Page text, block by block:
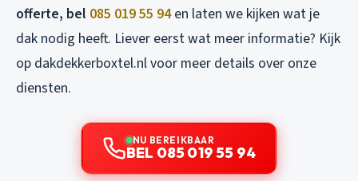
offerte, bel 085 019 55 94en laten we kijken wat je
dak nodig heeft. Liever eerst wat meer informatie? Kijk
op dakdekkerboxtel.nl voor meer details over onze
diensten.
NU BEREIKBAAR
BEL 085 019 55 94